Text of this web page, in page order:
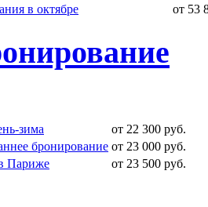
в октябре
от 53
зима
от 22 300 руб.
бронирование от 23 000 руб.
Париже
от 23 500 руб.